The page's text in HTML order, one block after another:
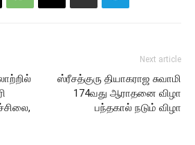
Next article
ஸ்ரீசத்குரு தியாகராஜ சுவாமி
174வது ஆராதனை விழா
பந்தகால் நடும் விழா